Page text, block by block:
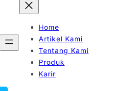
Home
Artikel Kami
Tentang Kami
Produk
Karir